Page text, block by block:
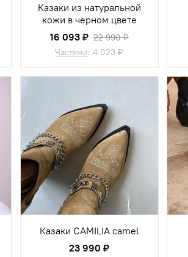
Казаки из натуральной
кожи в черном цвете
16 093 ₽ 22 990 ₽
Частями:4 023 ₽
Казаки CAMILIA camel
23 990 ₽